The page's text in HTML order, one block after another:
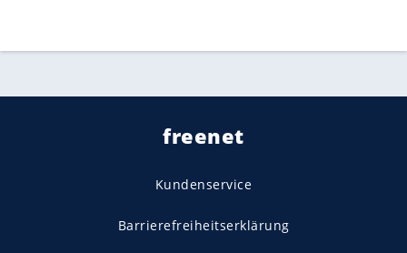
freenet
Kundenservice
Barrierefreiheitserklärung